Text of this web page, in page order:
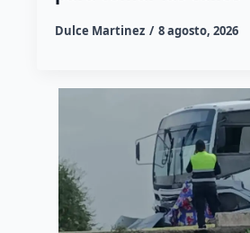
Dulce Martinez 8 agosto, 2026